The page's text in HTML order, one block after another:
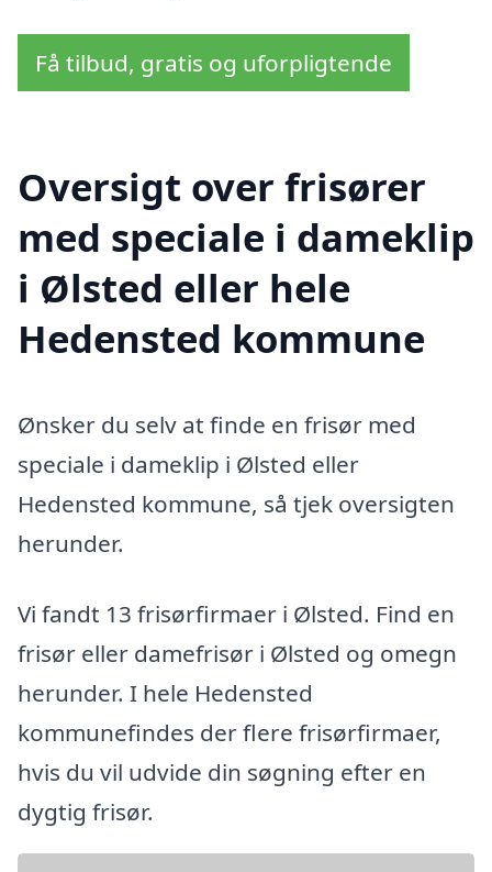
Få tilbud, gratis og uforpligtende
Oversigt over frisører
med speciale i dameklip
i Ølsted eller hele
Hedensted kommune
Ønsker du selv at finde en frisør med
speciale i dameklip i Ølsted eller
Hedensted kommune, så tjek oversigten
herunder.
Vi fandt 13 frisørfirmaer i Ølsted. Find en
frisør eller damefrisør i Ølsted og omegn
herunder. I hele Hedensted
kommunefindes der flere frisørfirmaer,
hvis du vil udvide din søgning efter en
dygtig frisør.